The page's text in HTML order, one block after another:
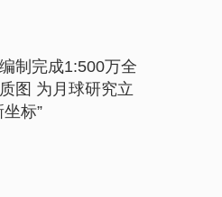
制完成1:500万全
图 为月球研究立
坐标”